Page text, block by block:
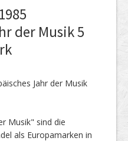
der Musik 5
Jahr der Musik
Musik" sind die
als Europamarken in